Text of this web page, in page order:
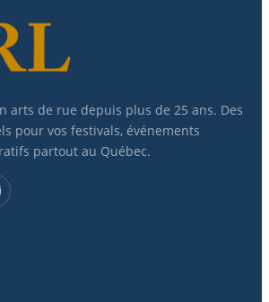
arts de rue depuis plus de 25 ans. Des
pour vos festivals, événements
partout au Québec.